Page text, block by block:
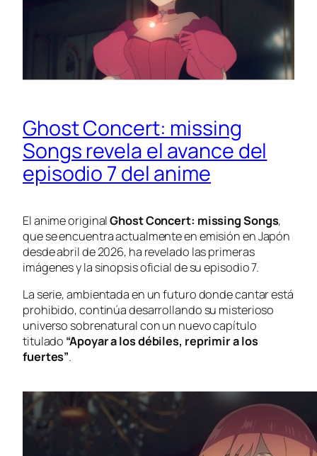
Ghost Concert: missing
Songs revela el avance del
episodio 7 del anime
El anime originalGhost Concert: missing Songs,
que se encuentra actualmente en emisión en Japón
desde abril de 2026, ha revelado las primeras
imágenes y la sinopsis oficial de su episodio 7.
La serie, ambientada en un futuro donde cantar está
prohibido, continúa desarrollando su misterioso
universo sobrenatural con un nuevo capítulo
titulado “Apoyar a los débiles, reprimir a los
fuertes”.